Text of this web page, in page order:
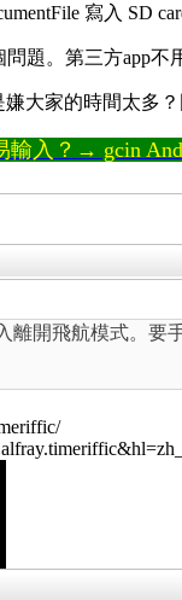
寫入 SD
題。第三方app不
嫌大家的時間太多？
輸入？→ gcin
開飛航模式。要